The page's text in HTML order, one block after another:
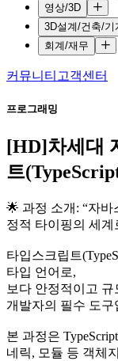
영상/3D
3D설계/건축/기
회계/재무
커뮤니티 고객센터
프로그래밍
[HD]차세대
트
🌟 과정 소개: “자
정적 타이핑의 세계
타입스크립트
타입 언어로,
보다 안정적이고
개발자의 필수 도구
본 과정은
네릭, 모듈 등 객체